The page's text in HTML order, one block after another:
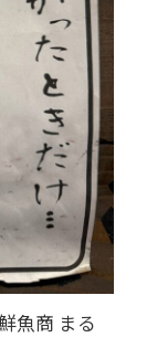
魚商 まる